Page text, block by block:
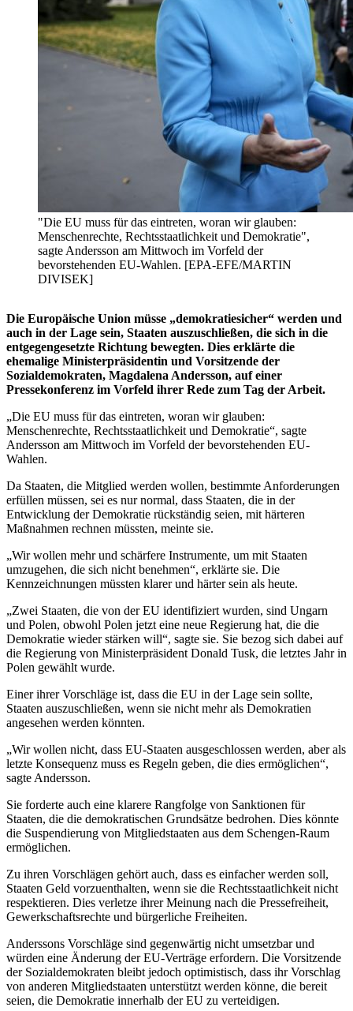
"Die EU muss für das eintreten, woran wir glauben:
Menschenrechte, Rechtsstaatlichkeit und Demokratie",
sagte Andersson am Mittwoch im Vorfeld der
bevorstehenden EU-Wahlen. [EPA-EFE/MARTIN
DIVISEK]
Die Europäische Union müsse „demokratiesicher“ werden und
auch in der Lage sein, Staaten auszuschließen, die sich in die
entgegengesetzte Richtung bewegten. Dies erklärte die
ehemalige Ministerpräsidentin und Vorsitzende der
Sozialdemokraten, Magdalena Andersson, auf einer
Pressekonferenz im Vorfeld ihrer Rede zum Tag der Arbeit.
„Die EU muss für das eintreten, woran wir glauben:
Menschenrechte, Rechtsstaatlichkeit und Demokratie“, sagte
Andersson am Mittwoch im Vorfeld der bevorstehenden EU-
Wahlen.
Da Staaten, die Mitglied werden wollen, bestimmte Anforderungen
erfüllen müssen, sei es nur normal, dass Staaten, die in der
Entwicklung der Demokratie rückständig seien, mit härteren
Maßnahmen rechnen müssten, meinte sie.
„Wir wollen mehr und schärfere Instrumente, um mit Staaten
umzugehen, die sich nicht benehmen“, erklärte sie. Die
Kennzeichnungen müssten klarer und härter sein als heute.
„Zwei Staaten, die von der EU identifiziert wurden, sind Ungarn
und Polen, obwohl Polen jetzt eine neue Regierung hat, die die
Demokratie wieder stärken will“, sagte sie. Sie bezog sich dabei auf
die Regierung von Ministerpräsident Donald Tusk, die letztes Jahr in
Polen gewählt wurde.
Einer ihrer Vorschläge ist, dass die EU in der Lage sein sollte,
Staaten auszuschließen, wenn sie nicht mehr als Demokratien
angesehen werden könnten.
„Wir wollen nicht, dass EU-Staaten ausgeschlossen werden, aber als
letzte Konsequenz muss es Regeln geben, die dies ermöglichen“,
sagte Andersson.
Sie forderte auch eine klarere Rangfolge von Sanktionen für
Staaten, die die demokratischen Grundsätze bedrohen. Dies könnte
die Suspendierung von Mitgliedstaaten aus dem Schengen-Raum
ermöglichen.
Zu ihren Vorschlägen gehört auch, dass es einfacher werden soll,
Staaten Geld vorzuenthalten, wenn sie die Rechtsstaatlichkeit nicht
respektieren. Dies verletze ihrer Meinung nach die Pressefreiheit,
Gewerkschaftsrechte und bürgerliche Freiheiten.
Anderssons Vorschläge sind gegenwärtig nicht umsetzbar und
würden eine Änderung der EU-Verträge erfordern. Die Vorsitzende
der Sozialdemokraten bleibt jedoch optimistisch, dass ihr Vorschlag
von anderen Mitgliedstaaten unterstützt werden könne, die bereit
seien, die Demokratie innerhalb der EU zu verteidigen.